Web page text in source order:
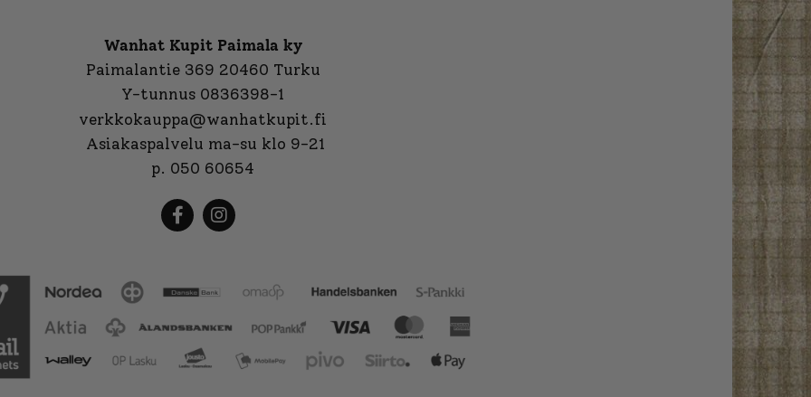
Wanhat Kupit Paimala ky
Paimalantie 369 20460 Turku
Y-tunnus 0836398-1
verkkokauppa@wanhatkupit.fi
Asiakaspalvelu ma-su klo 9-21
p. 050 60654